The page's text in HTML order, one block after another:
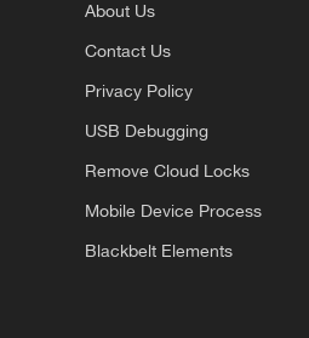
About Us
Contact Us
Privacy Policy
USB Debugging
Remove Cloud Locks
Mobile Device Process
Blackbelt Elements